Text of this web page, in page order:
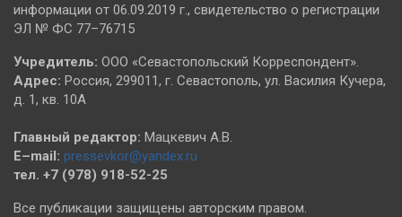
информации от 06.09.2019 г., свидетельство о регистрации
ЭЛ № ФС 77–76715
Учредитель: ООО «Севастопольский Корреспондент».
Адрес: Россия, 299011, г. Севастополь, ул. Василия Кучера,
д. 1, кв. 10А
Главный редактор: Мацкевич А.В.
E–mail: pressevkor@yandex.ru
тел. +7 (978) 918-52-25
Все публикации защищены авторским правом.